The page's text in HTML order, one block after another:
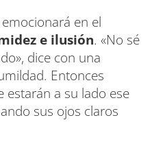
en el
e ilusión. «No sé
dice con una
Entonces
estarán a su lado ese
sus ojos claros